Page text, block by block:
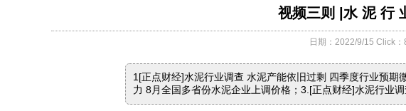
视频三则 |水 泥 行
日期：2022/9/15 Click：
1[正点财经]水泥行业调查 水泥产能依旧过剩 四季度行业预期
力 8月全国多省份水泥企业上调价格；3.[正点财经]水泥行业